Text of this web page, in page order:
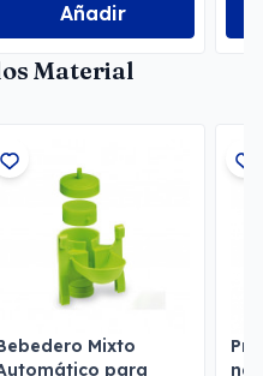
Añadir
Material
Mixto
para